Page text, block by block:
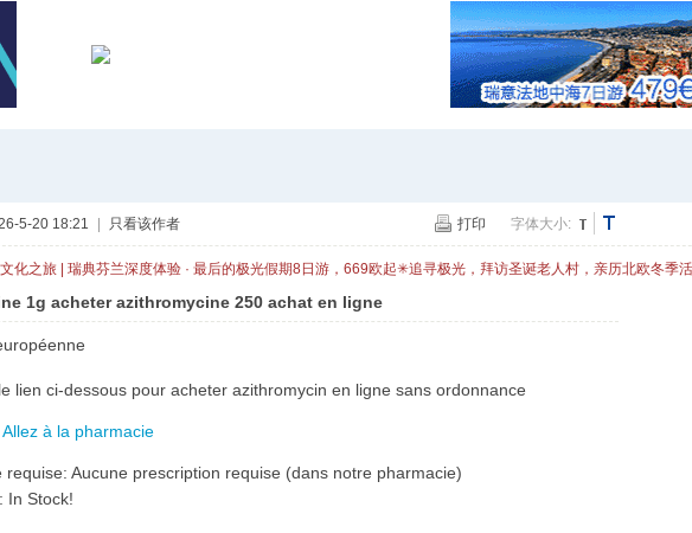
打印 字体大小:
5-20 18:21 只看该作者
化之旅 | 瑞典芬兰深度体验 · 最后的极光假期8日游，669欧起✳追寻极光，拜访圣诞老人村，亲历北欧冬季
1g acheter azithromycine 250 achat en ligne
lien ci-dessous pour acheter azithromycin en ligne sans ordonnance
à la pharmacie
requise: Aucune prescription requise (dans notre pharmacie)
In Stock!